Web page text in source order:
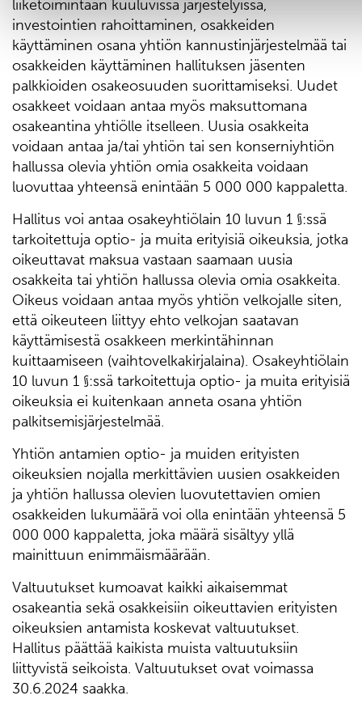
liiketoimintaan kuuluvissa järjestelyissä,
investointien rahoittaminen, osakkeiden
käyttäminen osana yhtiön kannustinjärjestelmää tai
osakkeiden käyttäminen hallituksen jäsenten
palkkioiden osakeosuuden suorittamiseksi. Uudet
osakkeet voidaan antaa myös maksuttomana
osakeantina yhtiölle itselleen. Uusia osakkeita
voidaan antaa ja/tai yhtiön tai sen konserniyhtiön
hallussa olevia yhtiön omia osakkeita voidaan
luovuttaa yhteensä enintään 5 000 000 kappaletta.
Hallitus voi antaa osakeyhtiölain 10 luvun 1 §:ssä
tarkoitettuja optio- ja muita erityisiä oikeuksia, jotka
oikeuttavat maksua vastaan saamaan uusia
osakkeita tai yhtiön hallussa olevia omia osakkeita.
Oikeus voidaan antaa myös yhtiön velkojalle siten,
että oikeuteen liittyy ehto velkojan saatavan
käyttämisestä osakkeen merkintähinnan
kuittaamiseen (vaihtovelkakirjalaina). Osakeyhtiölain
10 luvun 1 §:ssä tarkoitettuja optio- ja muita erityisiä
oikeuksia ei kuitenkaan anneta osana yhtiön
palkitsemisjärjestelmää.
Yhtiön antamien optio- ja muiden erityisten
oikeuksien nojalla merkittävien uusien osakkeiden
ja yhtiön hallussa olevien luovutettavien omien
osakkeiden lukumäärä voi olla enintään yhteensä 5
000 000 kappaletta, joka määrä sisältyy yllä
mainittuun enimmäismäärään.
Valtuutukset kumoavat kaikki aikaisemmat
osakeantia sekä osakkeisiin oikeuttavien erityisten
oikeuksien antamista koskevat valtuutukset.
Hallitus päättää kaikista muista valtuutuksiin
liittyvistä seikoista. Valtuutukset ovat voimassa
30.6.2024 saakka.